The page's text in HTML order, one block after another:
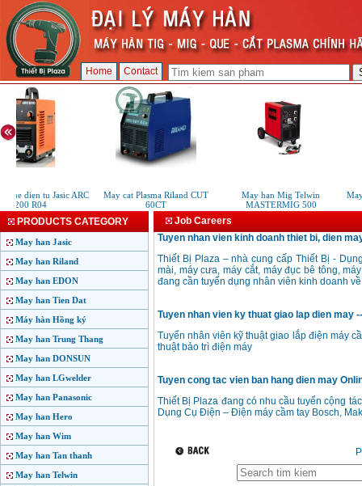
Home Contact
que dien tu Jasic ARC
200 R04
May cat Plasma Riland CUT
60CT
May han Mig Telwin
MASTERMIG 500
PRODUCTS CATEGORY
May han Jasic
May han Riland
May han EDON
May han Tien Dat
Máy hàn Hồng ký
May han Trung Thang
May han DONSUN
May han LGwelder
May han Panasonic
May han Hero
May han Wim
May han Tan thanh
May han Telwin
Job Careers
Tuyen nhan vien kinh doanh thiet bi, dien
Thiết Bị Plaza – nhà cung cấp Thiết Bị -
mài, máy cưa, máy cắt, máy đục bê tông,
đang cần tuyển dụng nhân viên kinh doanh
Tuyen nhan vien ky thuat giao lap dien may
Tuyển nhân viên kỹ thuật giao lắp điện máy
thuật bảo trì điện máy
Tuyen cong tac vien ban hang dien may
Thiết Bị Plaza đang có nhu cầu tuyển cộng
Dụng Cụ Điện – Điện máy cầm tay Bosch,